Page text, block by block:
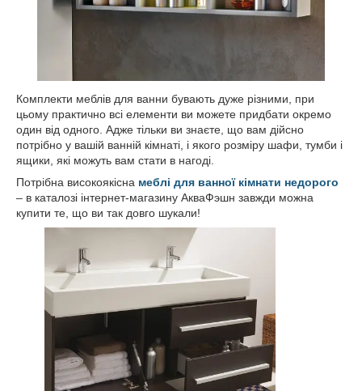
Комплекти меблів для ванни бувають дуже різними, при
цьому практично всі елементи ви можете придбати окремо
один від одного. Адже тільки ви знаєте, що вам дійсно
потрібно у вашій ванній кімнаті, і якого розміру шафи, тумби і
ящики, які можуть вам стати в нагоді.
Потрібна високоякісна меблі для ванної кімнати недорого
– в каталозі інтернет-магазину АкваФэшн завжди можна
купити те, що ви так довго шукали!